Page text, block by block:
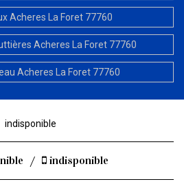
Acheres La Foret 77760
Acheres La Foret 77760
Acheres La Foret 77760
indisponible
/ indisponible